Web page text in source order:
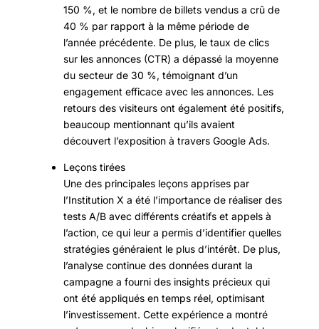
150 %, et le nombre de billets vendus a crû de
40 % par rapport à la même période de
l’année précédente. De plus, le taux de clics
sur les annonces (CTR) a dépassé la moyenne
du secteur de 30 %, témoignant d’un
engagement efficace avec les annonces. Les
retours des visiteurs ont également été positifs,
beaucoup mentionnant qu’ils avaient
découvert l’exposition à travers Google Ads.
Leçons tirées
Une des principales leçons apprises par
l’Institution X a été l’importance de réaliser des
tests A/B avec différents créatifs et appels à
l’action, ce qui leur a permis d’identifier quelles
stratégies généraient le plus d’intérêt. De plus,
l’analyse continue des données durant la
campagne a fourni des insights précieux qui
ont été appliqués en temps réel, optimisant
l’investissement. Cette expérience a montré